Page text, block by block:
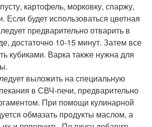
картофель, морковку, спаржу,
Если будет использоваться цветная
предварительно отварить в
достаточно 10-15 минут. Затем все
кубиками. Варка также нужна для
выложить на специальную
в СВЧ-печи, предварительно
При помощи кулинарной
обмазать продукты маслом, а